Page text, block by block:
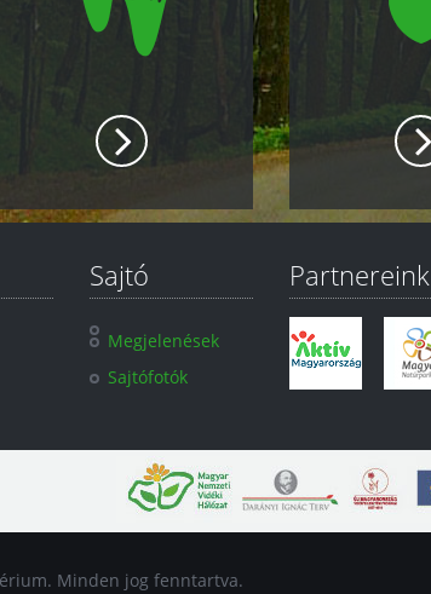
Sajtó
Megjelenések
Sajtófotók
Partnereink
Minden jog fenntartva.